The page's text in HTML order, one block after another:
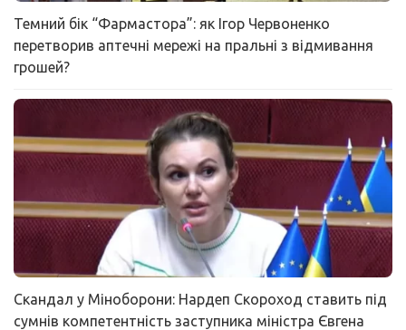
Темний бік “Фармастора”: як Ігор Червоненко
перетворив аптечні мережі на пральні з відмивання
грошей?
Скандал у Міноборони: Нардеп Скороход ставить під
сумнів компетентність заступника міністра Євгена